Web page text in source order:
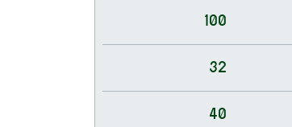
100
32
40